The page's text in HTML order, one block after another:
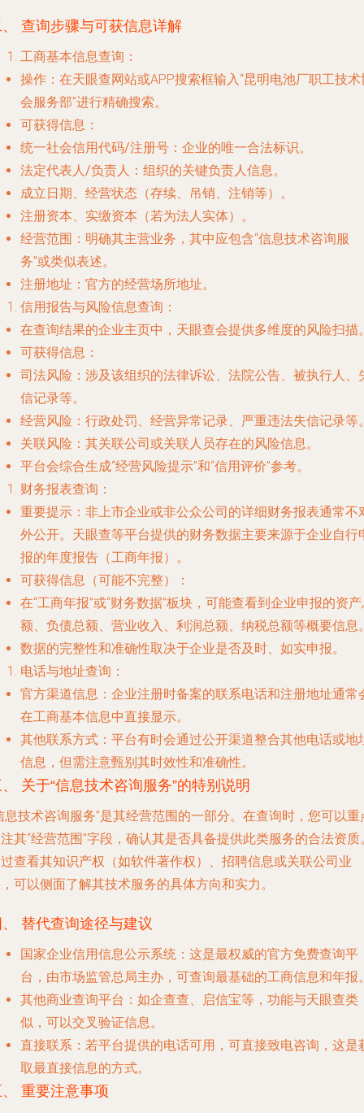
查询步骤与可获信息详解
工商基本信息查询 ：
操作 ：在天眼查网站或APP搜索框输入“昆明电池厂职工技术
会服务部”进行精确搜索。
可获得信息 ：
统一社会信用代码/注册号 ：企业的唯一合法标识。
法定代表人/负责人 ：组织的关键负责人信息。
成立日期、 经营状态 （存续、吊销、注销等）。
注册资本、 实缴资本 （若为法人实体）。
经营范围 ：明确其主营业务，其中应包含“信息技术咨询服
务”或类似表述。
注册地址 ：官方的经营场所地址。
信用报告与风险信息查询 ：
在查询结果的企业主页中，天眼查会提供多维度的风险扫描
可获得信息 ：
司法风险 ：涉及该组织的法律诉讼、法院公告、被执行人、
信记录等。
经营风险 ：行政处罚、经营异常记录、严重违法失信记录等
关联风险 ：其关联公司或关联人员存在的风险信息。
平台会综合生成“经营风险提示”和“信用评价”参考。
财务报表查询 ：
重要提示 ：非上市企业或非公众公司的详细财务报表通常不
外公开。天眼查等平台提供的财务数据主要来源于企业自行
报的年度报告（工商年报）。
可获得信息（可能不完整）
：
在“工商年报”或“财务数据”板块，可能查看到企业申报的资
额、负债总额、营业收入、利润总额、纳税总额等概要信息
数据的完整性和准确性取决于企业是否及时、如实申报。
电话与地址查询 ：
官方渠道信息 ：企业注册时备案的联系电话和注册地址通常
在工商基本信息中直接显示。
其他联系方式 ：平台有时会通过公开渠道整合其他电话或地
信息，但需注意甄别其时效性和准确性。
关于“信息技术咨询服务”的特别说明
息技术咨询服务”是其经营范围的一部分。在查询时，您可以重
其“经营范围”字段，确认其是否具备提供此类服务的合法资质
查看其知识产权（如软件著作权）、招聘信息或关联公司业
可以侧面了解其技术服务的具体方向和实力。
替代查询途径与建议
国家企业信用信息公示系统 ：这是最权威的官方免费查询平
台，由市场监管总局主办，可查询最基础的工商信息和年报
其他商业查询平台 ：如企查查、启信宝等，功能与天眼查类
似，可以交叉验证信息。
直接联系 ：若平台提供的电话可用，可直接致电咨询，这是
取最直接信息的方式。
重要注意事项